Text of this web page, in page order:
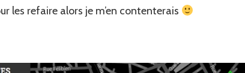
les refaire alors je m’en contenterais